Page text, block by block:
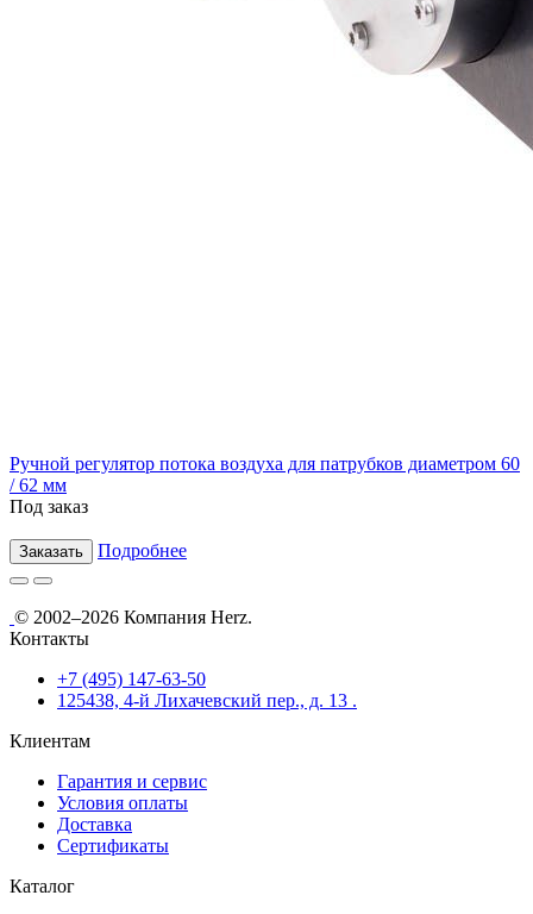
Ручной регулятор потока воздуха для патрубков диаметром 60
/ 62 мм
Под заказ
Заказать Подробнее
© 2002–2026 Компания Herz.
Контакты
+7 (495) 147-63-50
125438, 4-й Лихачевский пер., д. 13 .
Клиентам
Гарантия и сервис
Условия оплаты
Доставка
Сертификаты
Каталог